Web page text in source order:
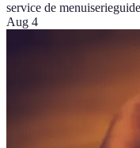
service de menuiserie
Aug 4